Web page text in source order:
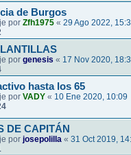
de Burgos
por Zfh1975 « 29 Ago 2022,
por genesis « 17 Nov 2020,
hasta los 65
por VADY « 10 Ene 2020, 10:09
DE CAPITÁN
por josepolilla « 31 Oct 2019,